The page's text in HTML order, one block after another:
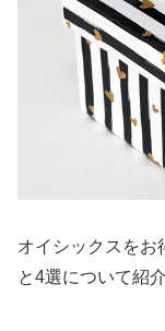
オイシックスをお
と4選について紹